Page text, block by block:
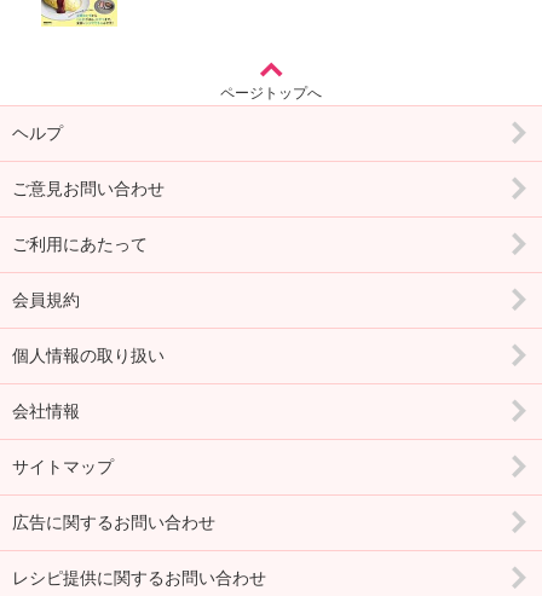
ページトップへ
ヘルプ
ご意見お問い合わせ
ご利用にあたって
会員規約
個人情報の取り扱い
会社情報
サイトマップ
広告に関するお問い合わせ
レシピ提供に関するお問い合わせ